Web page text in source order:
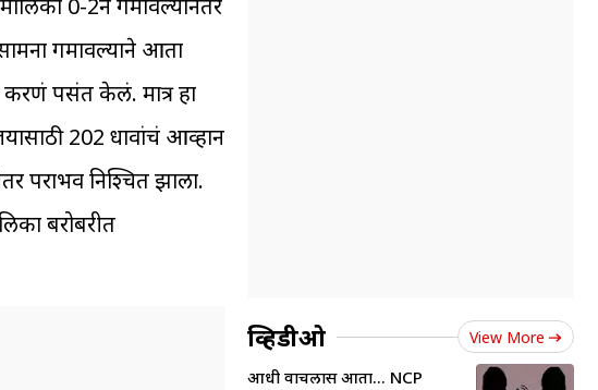
0-2ने गमावल्यानंतर
गमावल्याने आता
पसंत केलं. मात्र हा
202 धावांचं आव्हान
पराभव निश्चित झाला.
बरोबरीत
व्हिडीओ View More
आधी वाचलास आता... NCP